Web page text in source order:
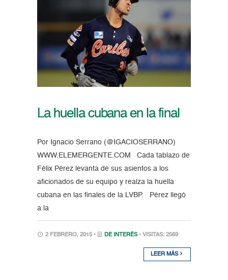
La huella cubana en la final
Por Ignacio Serrano (@IGACIOSERRANO)
WWW.ELEMERGENTE.COM Cada tablazo de
Félix Pérez levanta de sus asientos a los
aficionados de su equipo y realza la huella
cubana en las finales de la LVBP. Pérez llegó
a la
2 FEBRERO, 2015 • DE INTERÉS • VISITAS: 2569
LEER MÁS